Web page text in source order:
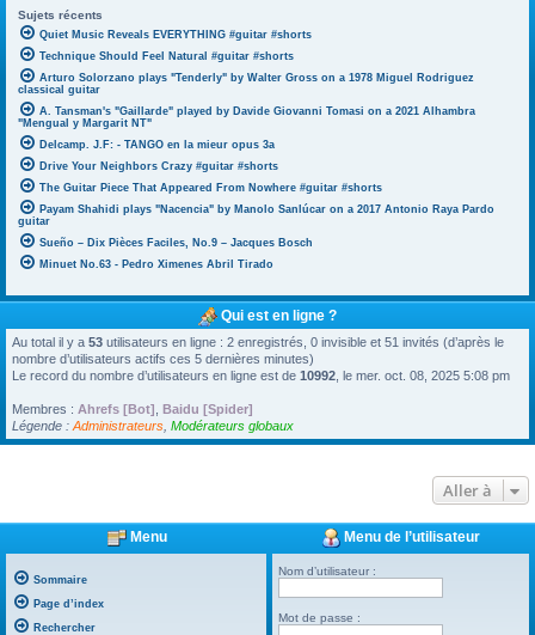
Sujets récents
Quiet Music Reveals EVERYTHING #guitar #shorts
Technique Should Feel Natural #guitar #shorts
Arturo Solorzano plays "Tenderly" by Walter Gross on a 1978 Miguel Rodriguez
classical guitar
A. Tansman's "Gaillarde" played by Davide Giovanni Tomasi on a 2021 Alhambra
"Mengual y Margarit NT"
Delcamp. J.F: - TANGO en la mieur opus 3a
Drive Your Neighbors Crazy #guitar #shorts
The Guitar Piece That Appeared From Nowhere #guitar #shorts
Payam Shahidi plays "Nacencia" by Manolo Sanlúcar on a 2017 Antonio Raya Pardo
guitar
Sueño – Dix Pièces Faciles, No.9 – Jacques Bosch
Minuet No.63 - Pedro Ximenes Abril Tirado
Qui est en ligne ?
Au total il y a 53 utilisateurs en ligne : 2 enregistrés, 0 invisible et 51 invités (d’après le
nombre d’utilisateurs actifs ces 5 dernières minutes)
Le record du nombre d’utilisateurs en ligne est de 10992 , le mer. oct. 08, 2025 5:08 pm
Membres : Ahrefs [Bot] Baidu [Spider]
Légende : Administrateurs Modérateurs globaux
Aller à
Menu
Sommaire
Page d’index
Rechercher
Menu de l’utilisateur
Nom d’utilisateur :
Mot de passe :